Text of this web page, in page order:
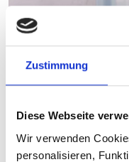
Zustimmung
Diese Webseite
Wir verwenden
personalisieren,